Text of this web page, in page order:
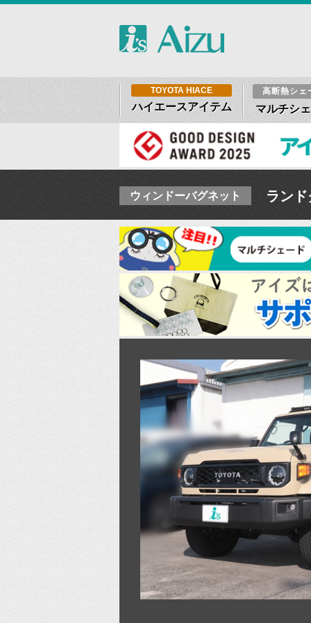
TOYOTA HIACE
ハイエースアイテム
高断熱シェ
マルチシ
ウィンドーバグネット ラン